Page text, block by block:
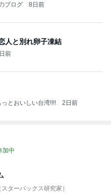
ブログ 8日前
人と別れ卵子凍結
前
とおいしい台湾!!!! 2日前
加中
ターバックス研究家）